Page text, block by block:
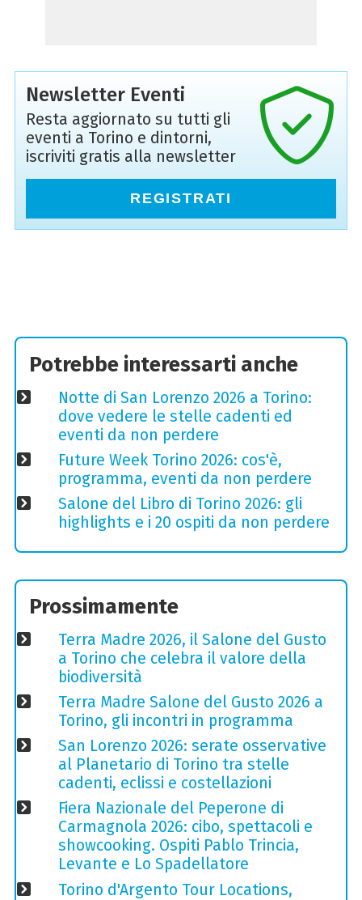
Newsletter Eventi
Resta aggiornato su tutti gli
eventi a Torino e dintorni,
iscriviti gratis alla newsletter
REGISTRATI
Potrebbe interessarti anche
Notte di San Lorenzo 2026 a Torino:
dove vedere le stelle cadenti ed
eventi da non perdere
Future Week Torino 2026: cos'è,
programma, eventi da non perdere
Salone del Libro di Torino 2026: gli
highlights e i 20 ospiti da non perdere
Prossimamente
Terra Madre 2026, il Salone del Gusto
a Torino che celebra il valore della
biodiversità
Terra Madre Salone del Gusto 2026 a
Torino, gli incontri in programma
San Lorenzo 2026: serate osservative
al Planetario di Torino tra stelle
cadenti, eclissi e costellazioni
Fiera Nazionale del Peperone di
Carmagnola 2026: cibo, spettacoli e
showcooking. Ospiti Pablo Trincia,
Levante e Lo Spadellatore
Torino d'Argento Tour Locations,